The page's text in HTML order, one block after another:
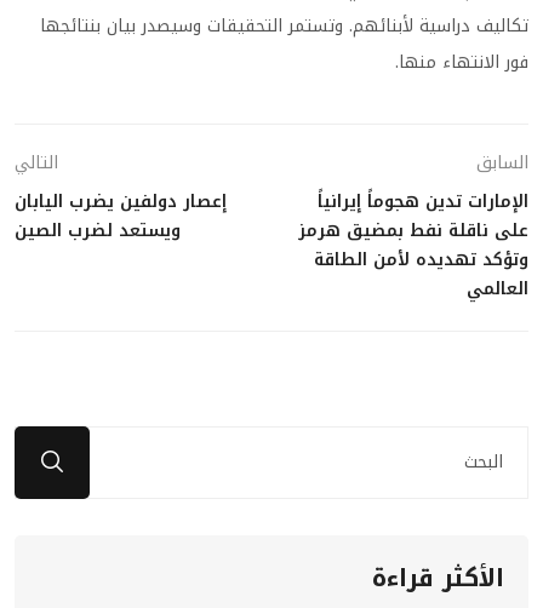
تكاليف دراسية لأبنائهم. وتستمر التحقيقات وسيصدر بيان بنتائجها
فور الانتهاء منها.
السابق
الإمارات تدين هجوماً إيرانياً
على ناقلة نفط بمضيق هرمز
وتؤكد تهديده لأمن الطاقة
العالمي
التالي
إعصار دولفين يضرب اليابان
ويستعد لضرب الصين
الأكثر قراءة